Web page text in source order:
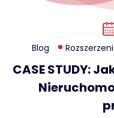
Blog
CASE STUDY: